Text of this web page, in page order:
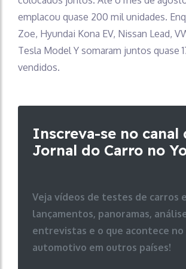
emplacou quase 200 mil unidades.
Zoe, Hyundai Kona EV, Nissan Lead,
Tesla Model Y somaram juntos quase
vendidos.
Inscreva-se no canal
Jornal do Carro no
Veja vídeos de testes de carros
lançamentos, panoramas,
entrevistas e o que acontece no
automotivo em outros países!